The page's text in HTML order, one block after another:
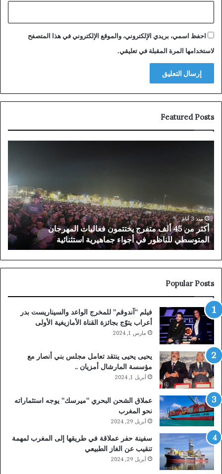
احفظ اسمي، بريدي الإلكتروني، والموقع الإلكتروني في هذا المتصفح
لاستخدامها المرة المقبلة في تعليقي.
Featured Posts
45 ألف متفرج يختتمون فعاليات المهرجان
في أجواء جماهيرية استثنائية
مرشحيه
بجهة
الشرق..
محمد
أبرشان
بالناظور
ومحمد
عليوي
منذ 4 أيام
حزب الاتحاد
محمد أبرشان
Popular Posts
فيلم “آندوقم” للمخرج الواعد والسيناريست بدر
أعراب يتوّج بجائزة القناة الأمازيغية الأولى
مارس 1, 2024
يحيى يحيى ينتقد تعامل مجلس بني أنصار مع
مؤسسة المارشال أمزيان ..
أبريل 1, 2024
عملاق الشحن البحري “ميرسك” يوجه استثماراته
نحو المغرب
أبريل 29, 2024
سفينة حفر عملاقة في طريقها إلى المغرب لمهمة
تنقيب عن الغاز الطبيعي
أبريل 29, 2024